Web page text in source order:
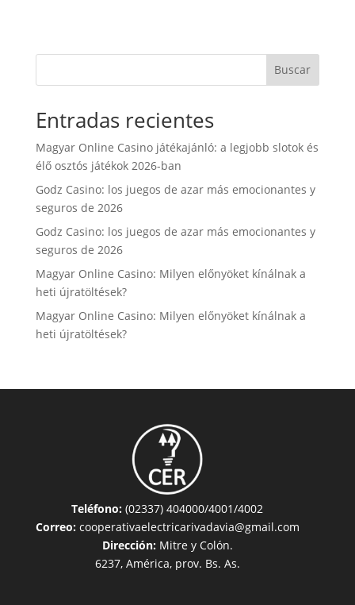
Buscar
Entradas recientes
Magyar Online Casino játékajánló: a legjobb slotok és
élő osztós játékok 2026-ban
Godz Casino: los juegos de azar más emocionantes y
seguros de 2026
Godz Casino: los juegos de azar más emocionantes y
seguros de 2026
Magyar Online Casino: Milyen előnyöket kínálnak a
heti újratöltések?
Magyar Online Casino: Milyen előnyöket kínálnak a
heti újratöltések?
Teléfono: (02337) 404000/4001/4002
Correo:cooperativaelectricarivadavia@gmail.com
Dirección: Mitre y Colón.
6237, América, prov. Bs. As.